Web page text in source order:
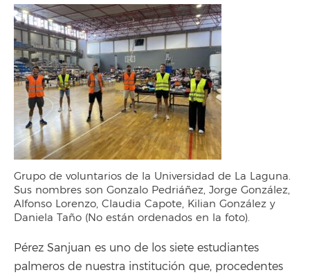
Grupo de voluntarios de la Universidad de La Laguna.
Sus nombres son Gonzalo Pedriáñez, Jorge González,
Alfonso Lorenzo, Claudia Capote, Kilian González y
Daniela Taño (No están ordenados en la foto).
Pérez Sanjuan es uno de los siete estudiantes
palmeros de nuestra institución que, procedentes